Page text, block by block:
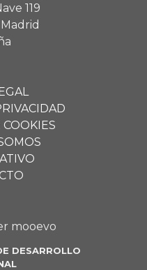
119
DESARROLLO